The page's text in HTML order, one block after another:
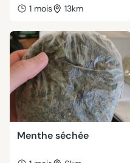
1 mois 13km
Menthe séchée